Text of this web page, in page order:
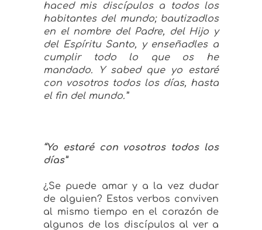
haced mis discípulos a todos los
habitantes del mundo; bautizadlos
en el nombre del Padre, del Hijo y
del Espíritu Santo, y enseñadles a
cumplir todo lo que os he
mandado. Y sabed que yo estaré
con vosotros todos los días, hasta
el fin del mundo.”
“Yo estaré con vosotros todos los
días”
¿Se puede amar y a la vez dudar
de alguien? Estos verbos conviven
al mismo tiempo en el corazón de
algunos de los discípulos al ver a